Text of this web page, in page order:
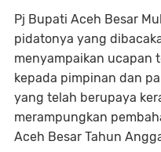
Pj Bupati Aceh Besar
pidatonya yang
menyampaikan ucapan
kepada pimpinan dan
yang telah berupaya
merampungkan
Aceh Besar Tahun